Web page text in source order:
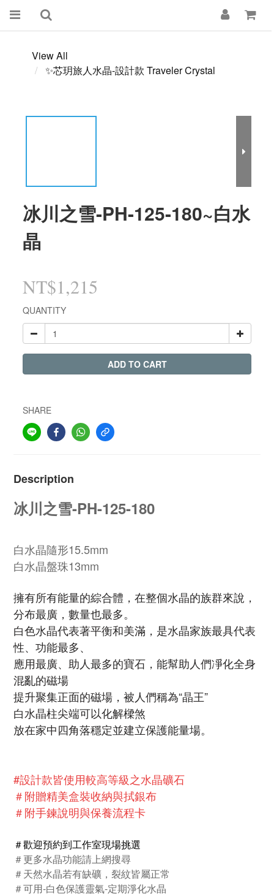
View All
✨芯玥旅人水晶-設計款 Traveler Crystal
冰川之雪-PH-125-180~白水
晶
NT$1,215
QUANTITY
ADD TO CART
SHARE
Description
冰川之雪-PH-125-180
白水晶隨形15.5mm
白水晶盤珠13mm
擁有所有能量的綜合體，在整個水晶的族群來說，
分布最廣，數量也最多。
白色水晶代表著平衡和美滿，是水晶家族最具代表
性、功能最多、
應用最廣、助人最多的寶石，能幫助人們凈化全身
混亂的磁場
提升聚集正面的磁場，被人們稱為“晶王”
白水晶柱尖端可以化解樑煞
放在家中四角落穩定並建立保護能量場。
#設計款皆使用較高等級之水晶礦石
＃附贈精美盒裝收納與拭銀布
＃附手鍊說明與保養流程卡
＃歡迎預約到工作室現場挑選
＃更多水晶功能請上網搜尋
＃天然水晶若有缺礦，裂紋皆屬正常
＃可用-白色保護靈氣-定期淨化水晶